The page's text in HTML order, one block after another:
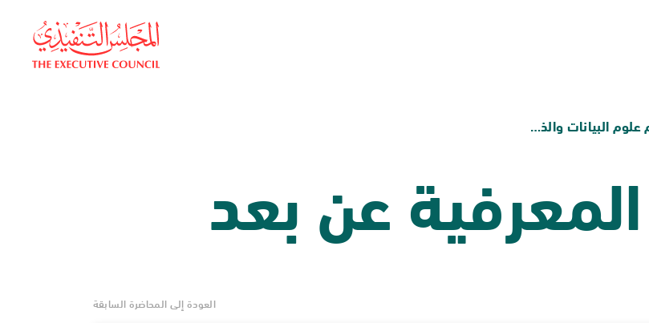
استخدام علوم البيانات والذكاء الصناعي في الأزمات
المعرفية عن بعد
العودة إلى المحاضرة السابقة